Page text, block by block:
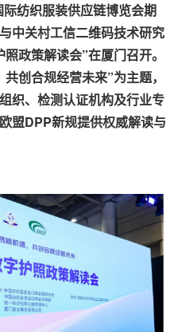
纺织服装供应链博览会期
中关村工信二维码技术研究
政策解读会”在厦门召开。
创合规经营未来”为主题，
织、检测认证机构及行业专
盟DPP新规提供权威解读与